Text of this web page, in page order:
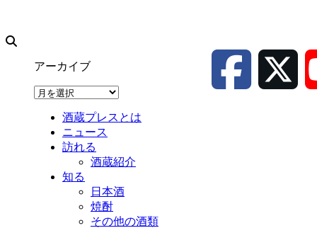
アーカイブ
ア
酒蔵プレスとは
ニュース
訪れる
酒蔵紹介
知る
日本酒
焼酎
その他の酒類